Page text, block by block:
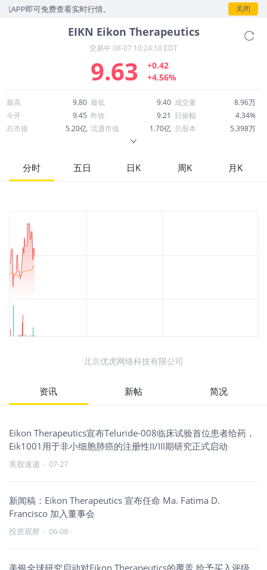
即可免费查看实时行情。 关闭
EIKN Eikon Therapeutics
交易中 08-07 10:24:10 EDT
9.63
+0.42
+4.56%
最高 9.80 最低 9.40 成交量
8.96万
今开
9.45 昨收 9.21 日振幅
4.34%
总市值
5.20亿 流通市值 1.70亿 总股本
5,398万
52周最高
17.40 市盈率
-1.52
股息
分时 五日 日K 周K 月K
北京优虎网络科技有限公司
资讯 新帖 简况
Eikon Therapeutics宣布Teluride-008临床试验首位患者给药，
Eik1001用于非小细胞肺癌的注册性II/III期研究正式启动
美股速递 · 07-27
新闻稿：Eikon Therapeutics 宣布任命 Ma. Fatima D.
Francisco 加入董事会
投资观察 · 06-08
美银全球研究启动对Eikon Therapeutics的覆盖 给予买入评级